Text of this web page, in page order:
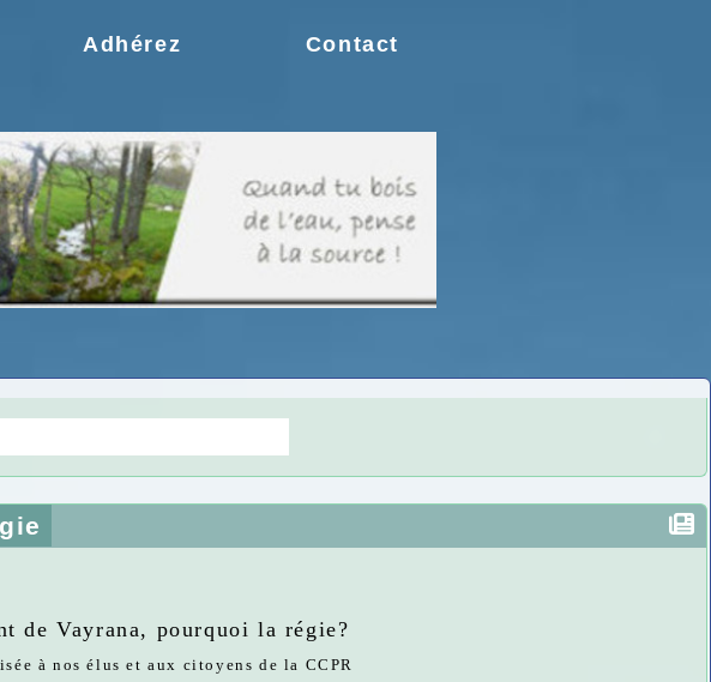
Adhérez Contact
de Vayrana, pourquoi la régie?
à nos élus et aux citoyens de la CCPR